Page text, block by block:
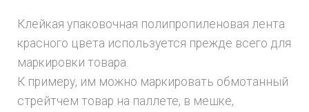
Клейкая упаковочная полипропиленовая лента
красного цвета используется прежде всего для
маркировки товара.
К примеру, им можно маркировать обмотанный
стрейтчем товар на паллете, в мешке,